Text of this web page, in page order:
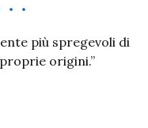
più spregevoli di
origini.”